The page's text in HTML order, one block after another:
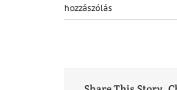
hozzászólás